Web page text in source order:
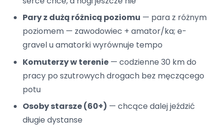
Pary z dużą różnicą poziomu — para z różnym
poziomem — zawodowiec + amator/ka; e-
gravel u amatorki wyrównuje tempo
Komuterzy w terenie— codzienne 30 km do
pracy po szutrowych drogach bez męczącego
potu
Osoby starsze (60+) — chcące dalej jeździć
długie dystanse